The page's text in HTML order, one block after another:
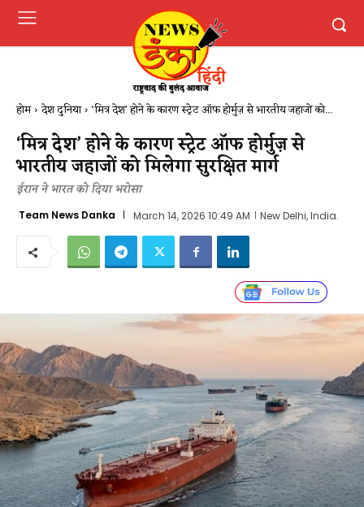
होम देश दुनिया ‘मित्र देश’ होने के कारण स्ट्रेट ऑफ होर्मुज़ से भारतीय जहाजों को...
‘मित्र देश’ होने के कारण स्ट्रेट ऑफ होर्मुज़ से
भारतीय जहाजों को मिलेगा सुरक्षित मार्ग
ईरान ने भारत को दिया भरोसा
Team News Danka March 14, 2026 10:49 AM New Delhi, India.